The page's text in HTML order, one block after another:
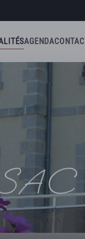
AGENDA